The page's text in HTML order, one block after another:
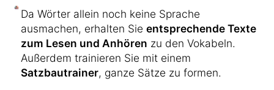
Da Wörter allein noch keine Sprache
ausmachen, erhalten Sie entsprechende Texte
zum Lesen und Anhören zu den Vokabeln.
Außerdem trainieren Sie mit einem
Satzbautrainer, ganze Sätze zu formen.